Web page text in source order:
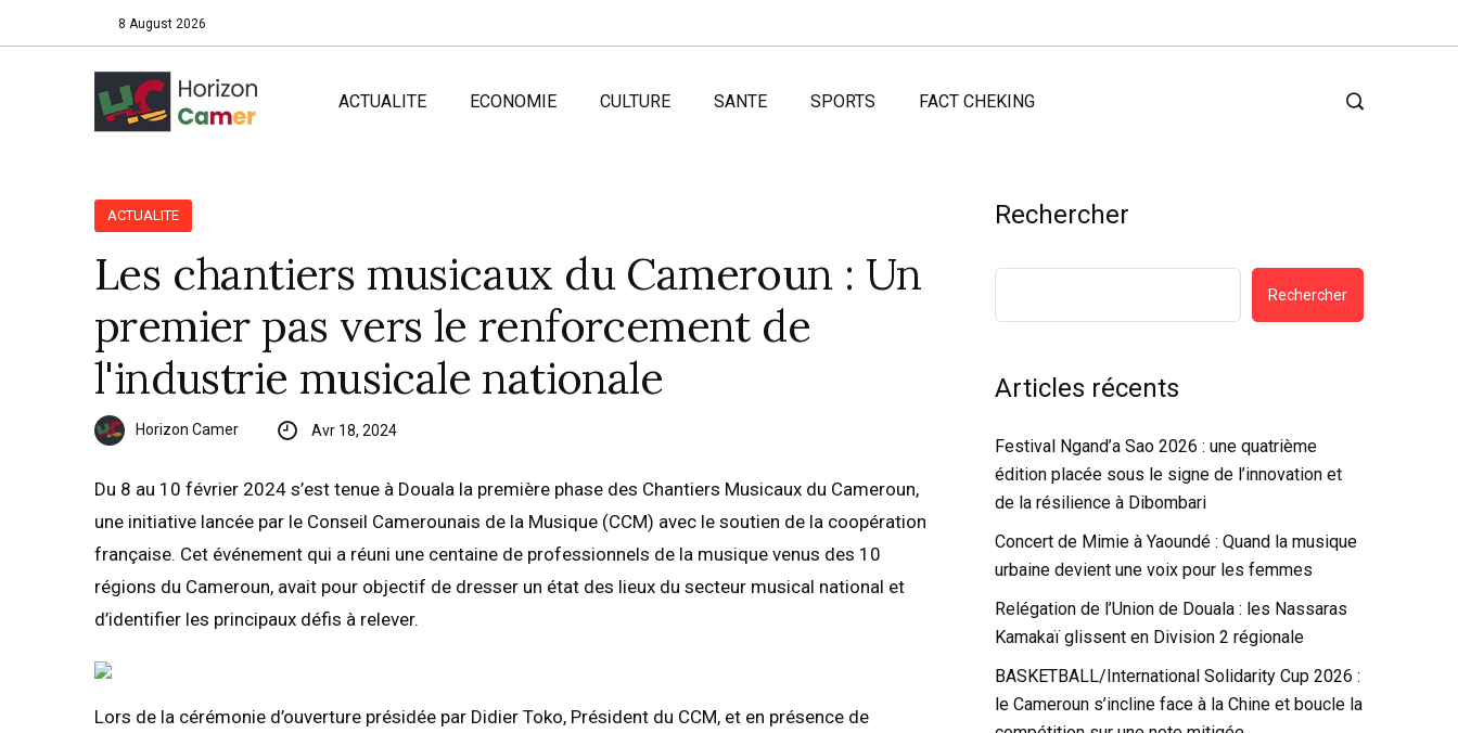
8 August 2026
ACTUALITE ECONOMIE CULTURE SANTE SPORTS FACT CHEKING
ACTUALITE
Les chantiers musicaux du Cameroun : Un
premier pas vers le renforcement de
l'industrie musicale nationale
Horizon Camer Avr 18, 2024
Du 8 au 10 février 2024 s’est tenue à Douala la première phase des Chantiers Musicaux du Cameroun,
une initiative lancée par le Conseil Camerounais de la Musique (CCM) avec le soutien de la coopération
française. Cet événement qui a réuni une centaine de professionnels de la musique venus des 10
régions du Cameroun, avait pour objectif de dresser un état des lieux du secteur musical national et
d’identifier les principaux défis à relever.
Lors de la cérémonie d’ouverture présidée par Didier Toko, Président du CCM, et en présence de
Rechercher
Rechercher
Articles récents
Festival Ngand’a Sao 2026 : une quatrième
édition placée sous le signe de l’innovation et
de la résilience à Dibombari
Concert de Mimie à Yaoundé : Quand la musique
urbaine devient une voix pour les femmes
Relégation de l’Union de Douala : les Nassaras
Kamakaï glissent en Division 2 régionale
BASKETBALL/International Solidarity Cup 2026 :
le Cameroun s’incline face à la Chine et boucle la